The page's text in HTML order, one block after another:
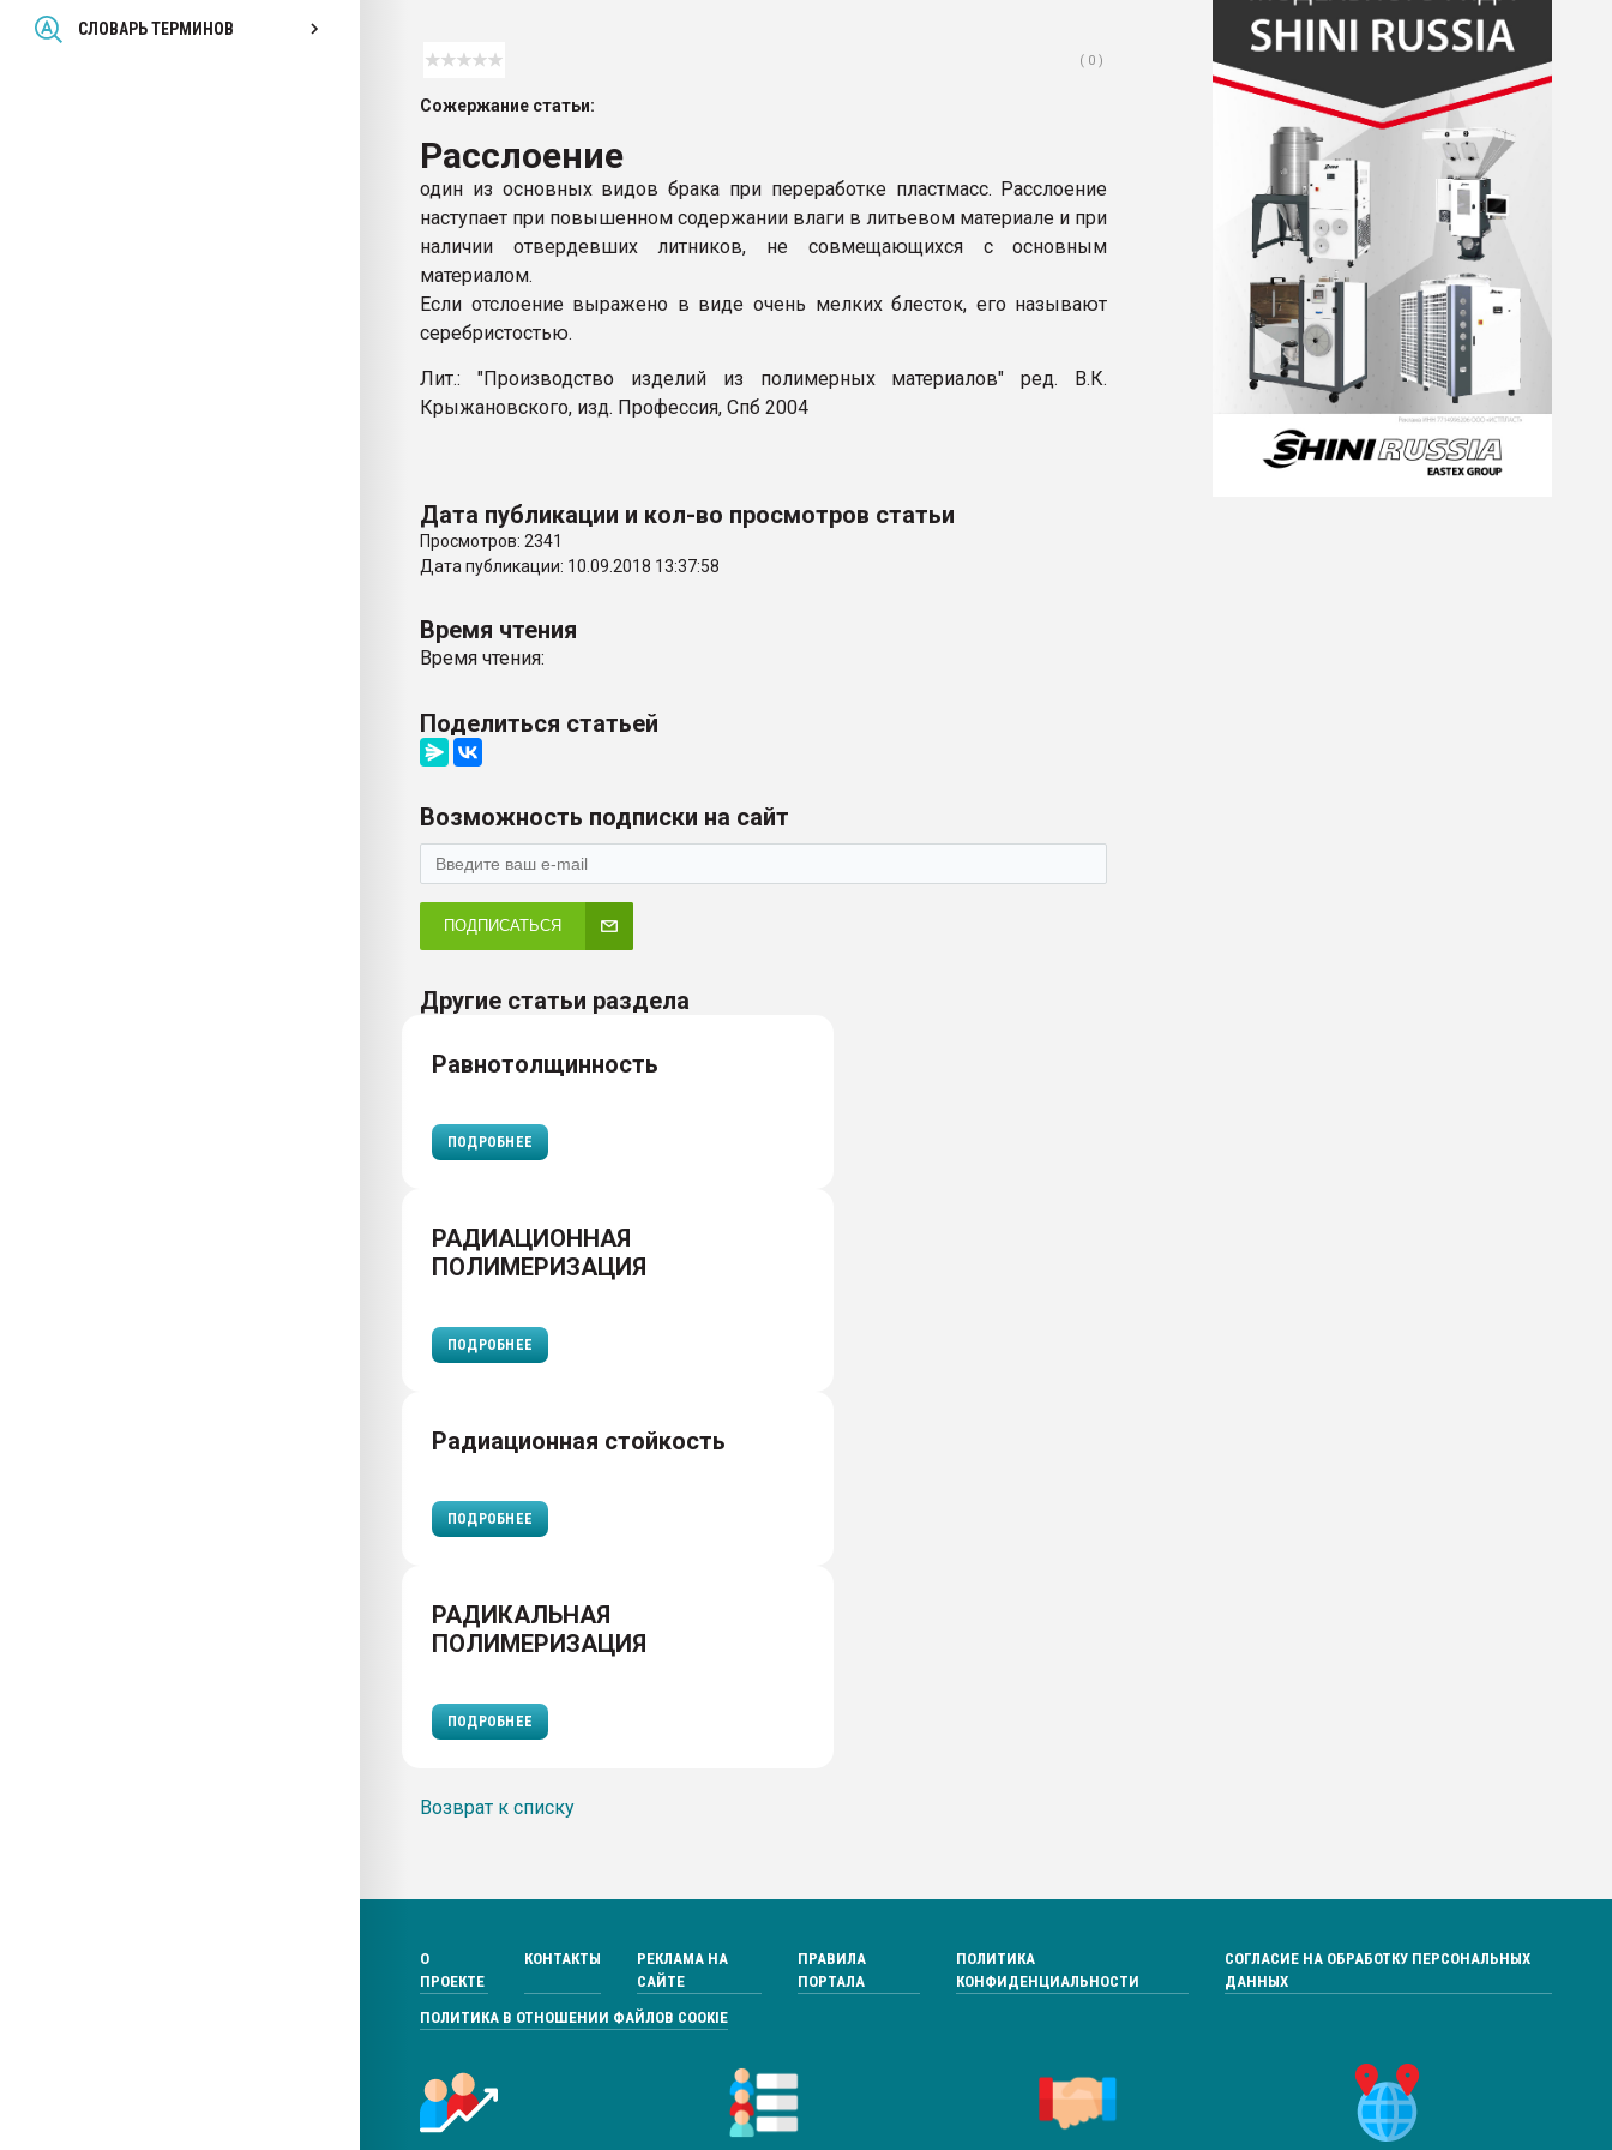
СЛОВАРЬ ТЕРМИНОВ
ПЕРЕЙТИ НА ФОРУМ
( 0 )
Сожержание статьи:
Расслоение
один из основных видов брака при переработке пластмасс. Расслоение
наступает при повышенном содержании влаги в литьевом материале и при
наличии отвердевших литников, не совмещающихся с основным
материалом.
Если отслоение выражено в виде очень мелких блесток, его называют
серебристостью.
Лит.: "Производство изделий из полимерных материалов" ред. В.К.
Крыжановского, изд. Профессия, Спб 2004
Дата публикации и кол-во просмотров статьи
Просмотров: 2341
Дата публикации: 10.09.2018 13:37:58
Время чтения
Время чтения:
Поделиться статьей
Возможность подписки на сайт
ПОДПИСАТЬСЯ
Другие статьи раздела
Равнотолщинность
ПОДРОБНЕЕ
РАДИАЦИОННАЯ
ПОЛИМЕРИЗАЦИЯ
ПОДРОБНЕЕ
Радиационная стойкость
ПОДРОБНЕЕ
РАДИКАЛЬНАЯ
ПОЛИМЕРИЗАЦИЯ
ПОДРОБНЕЕ
Возврат к списку
О
ПРОЕКТЕ
КОНТАКТЫ
РЕКЛАМА НА
САЙТЕ
ПРАВИЛА
ПОРТАЛА
ПОЛИТИКА
КОНФИДЕНЦИАЛЬНОСТИ
СОГЛАСИЕ НА ОБРАБОТКУ ПЕРСОНАЛЬНЫХ
ДАННЫХ
ПОЛИТИКА В ОТНОШЕНИИ ФАЙЛОВ COOKIE